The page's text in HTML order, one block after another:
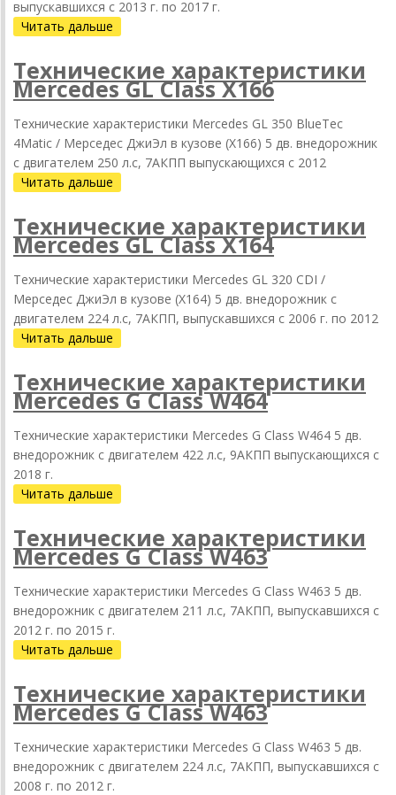
выпускавшихся c 2013 г. по 2017 г.
Читать дальше
Технические характеристики
Mercedes GL Class X166
Технические характеристики Mercedes GL 350 BlueTec
4Matic / Мерседес ДжиЭл в кузове (X166) 5 дв. внедорожник
с двигателем 250 л.с, 7АКПП выпускающихся c 2012
Читать дальше
Технические характеристики
Mercedes GL Class X164
Технические характеристики Mercedes GL 320 CDI /
Мерседес ДжиЭл в кузове (X164) 5 дв. внедорожник с
двигателем 224 л.с, 7АКПП, выпускавшихся c 2006 г. по 2012
Читать дальше
Технические характеристики
Mercedes G Class W464
Технические характеристики Mercedes G Class W464 5 дв.
внедорожник с двигателем 422 л.с, 9АКПП выпускающихся c
2018 г.
Читать дальше
Технические характеристики
Mercedes G Class W463
Технические характеристики Mercedes G Class W463 5 дв.
внедорожник с двигателем 211 л.с, 7АКПП, выпускавшихся c
2012 г. по 2015 г.
Читать дальше
Технические характеристики
Mercedes G Class W463
Технические характеристики Mercedes G Class W463 5 дв.
внедорожник с двигателем 224 л.с, 7АКПП, выпускавшихся c
2008 г. по 2012 г.